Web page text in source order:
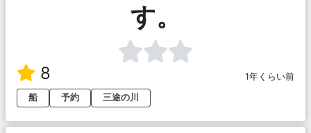
す。
8
1年くらい前
船
予約 三途の川